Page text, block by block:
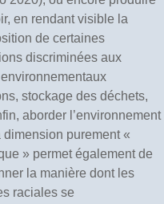
en rendant visible la
de certaines
discriminées aux
stockage des déchets,
aborder l’environnement
dimension purement «
» permet également de
la manière dont les
raciales se